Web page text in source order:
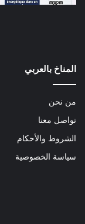
المناخ بالعربي
من نحن
تواصل معنا
الشروط والأحكام
سياسة الخصوصية